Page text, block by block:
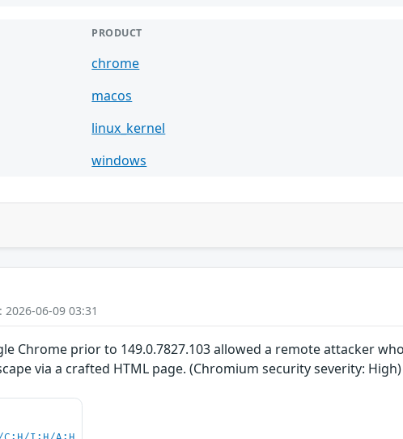
PRODUCT
chrome
macos
linux_kernel
windows
06-09 03:31
Chrome prior to 149.0.7827.103 allowed a remote attacker
via a crafted HTML page. (Chromium security severity: High)